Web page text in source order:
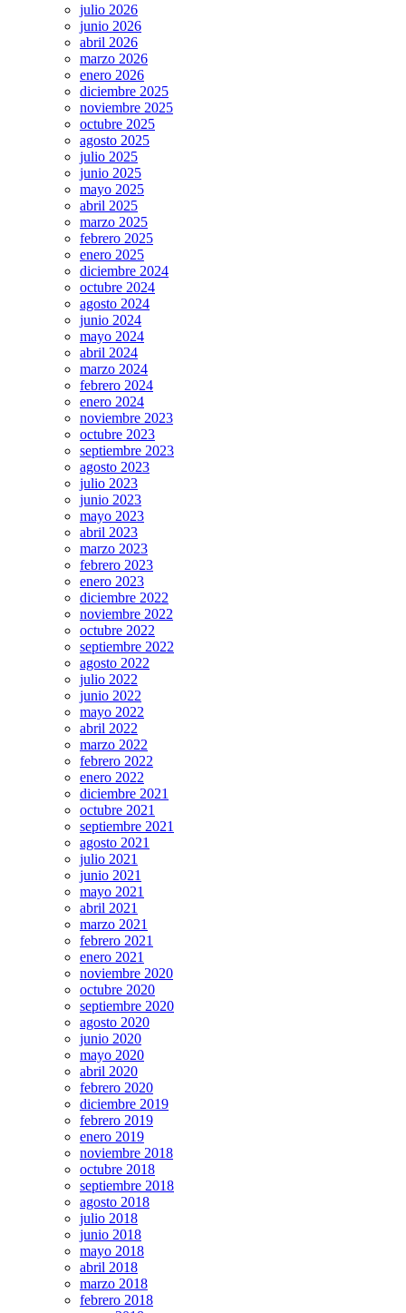
julio 2026
junio 2026
abril 2026
marzo 2026
enero 2026
diciembre 2025
noviembre 2025
octubre 2025
agosto 2025
julio 2025
junio 2025
mayo 2025
abril 2025
marzo 2025
febrero 2025
enero 2025
diciembre 2024
octubre 2024
agosto 2024
junio 2024
mayo 2024
abril 2024
marzo 2024
febrero 2024
enero 2024
noviembre 2023
octubre 2023
septiembre 2023
agosto 2023
julio 2023
junio 2023
mayo 2023
abril 2023
marzo 2023
febrero 2023
enero 2023
diciembre 2022
noviembre 2022
octubre 2022
septiembre 2022
agosto 2022
julio 2022
junio 2022
mayo 2022
abril 2022
marzo 2022
febrero 2022
enero 2022
diciembre 2021
octubre 2021
septiembre 2021
agosto 2021
julio 2021
junio 2021
mayo 2021
abril 2021
marzo 2021
febrero 2021
enero 2021
noviembre 2020
octubre 2020
septiembre 2020
agosto 2020
junio 2020
mayo 2020
abril 2020
febrero 2020
diciembre 2019
febrero 2019
enero 2019
noviembre 2018
octubre 2018
septiembre 2018
agosto 2018
julio 2018
junio 2018
mayo 2018
abril 2018
marzo 2018
febrero 2018